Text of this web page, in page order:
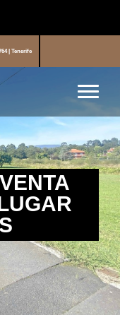
| Tenerife